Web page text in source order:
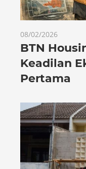
08/02/2026
BTN
Keadilan
Pertama